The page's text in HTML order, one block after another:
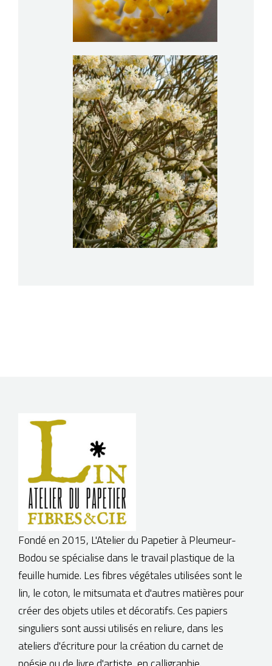
Fondé en 2015, L'Atelier du Papetier à Pleumeur-
Bodou se spécialise dans le travail plastique de la
feuille humide. Les fibres végétales utilisées sont le
lin, le coton, le mitsumata et d'autres matières pour
créer des objets utiles et décoratifs. Ces papiers
singuliers sont aussi utilisés en reliure, dans les
ateliers d'écriture pour la création du carnet de